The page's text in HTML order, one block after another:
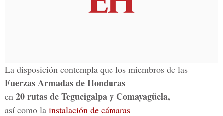
La disposición contempla que los miembros de las
Fuerzas Armadas de Honduras
en 20 rutas de Tegucigalpa y Comayagüela,
así como la instalación de cámaras